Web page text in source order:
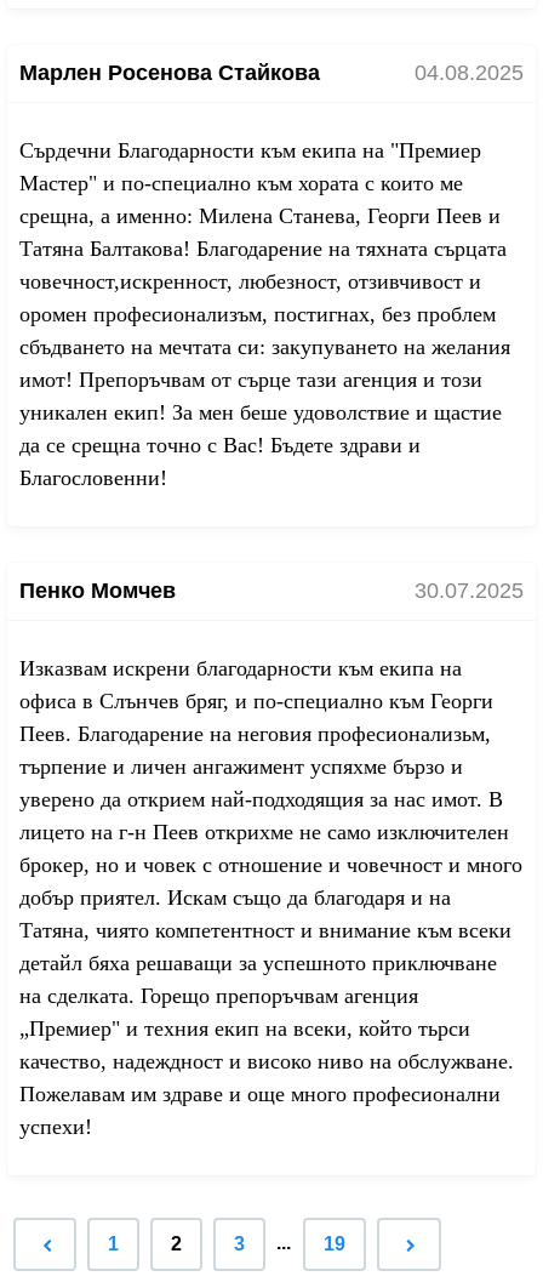
Марлен Росенова Стайкова 04.08.2025
Сърдечни Благодарности към екипа на "Премиер
Мастер" и по-специално към хората с които ме
срещна, а именно: Милена Станева, Георги Пеев и
Татяна Балтакова! Благодарение на тяхната сърцата
човечност,искренност, любезност, отзивчивост и
оромен професионализъм, постигнах, без проблем
сбъдването на мечтата си: закупуването на желания
имот! Препоръчвам от сърце тази агенция и този
уникален екип! За мен беше удоволствие и щастие
да се срещна точно с Вас! Бъдете здрави и
Благословенни!
Пенко Момчев 30.07.2025
Изказвам искрени благодарности към екипа на
офиса в Слънчев бряг, и по-специално към Георги
Пеев. Благодарение на неговия професионализьм,
търпение и личен ангажимент успяхме бързо и
уверено да открием най-подходящия за нас имот. В
лицето на г-н Пеев открихме не само изключителен
брокер, но и човек с отношение и човечност и много
добър приятел. Искам също да благодаря и на
Татяна, чиято компетентност и внимание към всеки
детайл бяха решаващи за успешното приключване
на сделката. Горещо препоръчвам агенция
„Премиер" и техния екип на всеки, който тьрси
качество, надеждност и високо ниво на обслужване.
Пожелавам им здраве и още много професионални
успехи!
1 2 3 ... 19